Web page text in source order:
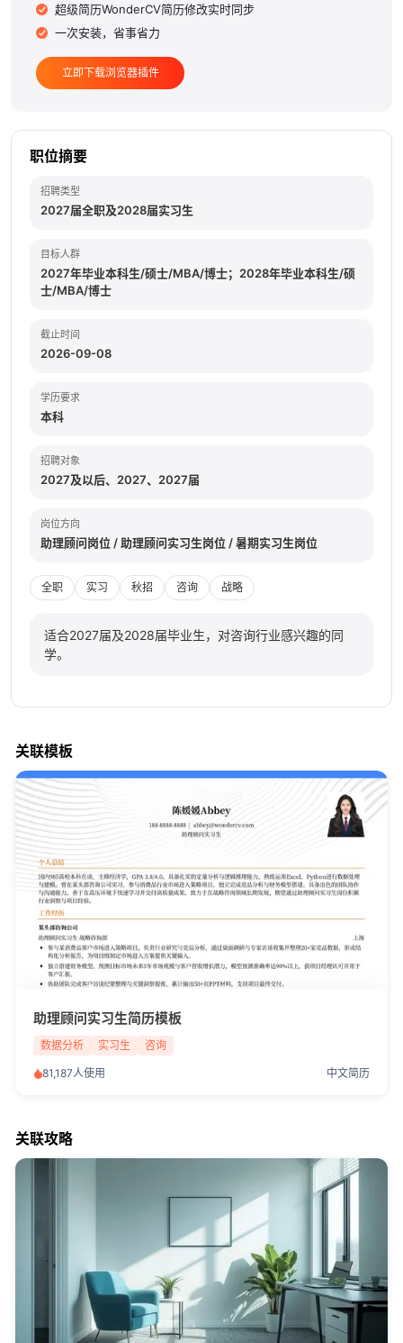
超级简历WonderCV简历修改实时同步
一次安装，省事省力
立即下载浏览器插件
职位摘要
招聘类型
2027届全职及2028届实习生
目标人群
2027年毕业本科生/硕士/MBA/博士；2028年毕业本科生/硕
士/MBA/博士
截止时间
2026-09-08
学历要求
本科
招聘对象
2027及以后、2027、2027届
岗位方向
助理顾问岗位 / 助理顾问实习生岗位 / 暑期实习生岗位
全职 实习 秋招 咨询 战略
适合2027届及2028届毕业生，对咨询行业感兴趣的同
学。
关联模板
助理顾问实习生简历模板
数据分析 实习生 咨询
81,187人使用 中文简历
关联攻略